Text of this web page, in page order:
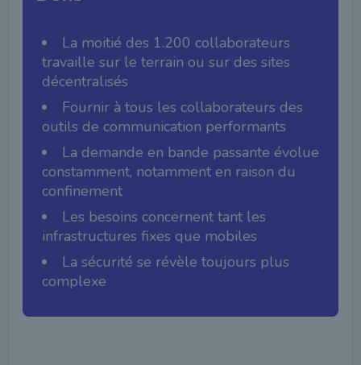
La moitié des 1.200 collaborateurs
travaille sur le terrain ou sur des sites
décentralisés
Fournir à tous les collaborateurs des
outils de communication performants
La demande en bande passante évolue
constamment, notamment en raison du
confinement
Les besoins concernent tant les
infrastructures fixes que mobiles
La sécurité se révèle toujours plus
complexe